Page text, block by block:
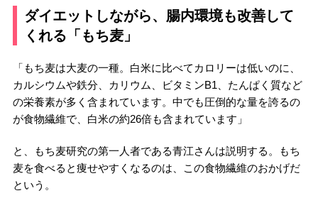
ダイエットしながら、腸内環境も改善して
くれる「もち麦」
「もち麦は大麦の一種。白米に比べてカロリーは低いのに、
カルシウムや鉄分、カリウム、ビタミンB1、たんぱく質など
の栄養素が多く含まれています。中でも圧倒的な量を誇るの
が食物繊維で、白米の約26倍も含まれています」
と、もち麦研究の第一人者である青江さんは説明する。もち
麦を食べると痩せやすくなるのは、この食物繊維のおかげだ
という。